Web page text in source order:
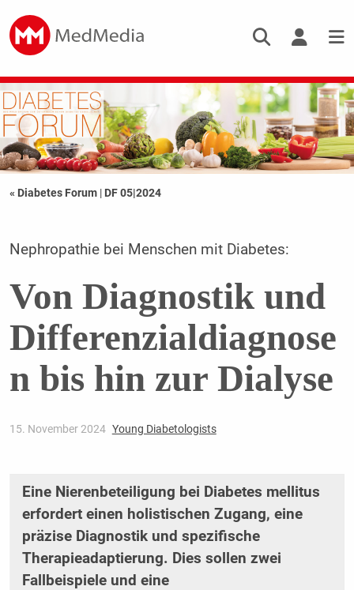
« Diabetes Forum | DF 05|2024
Nephropathie bei Menschen mit Diabetes:
Von Diagnostik und
Differenzialdiagnose
n bis hin zur Dialyse
15. November 2024 Young Diabetologists
Eine Nierenbeteiligung bei Diabetes mellitus
erfordert einen holistischen Zugang, eine
präzise Diagnostik und spezifische
Therapieadaptierung. Dies sollen zwei
Fallbeispiele und eine